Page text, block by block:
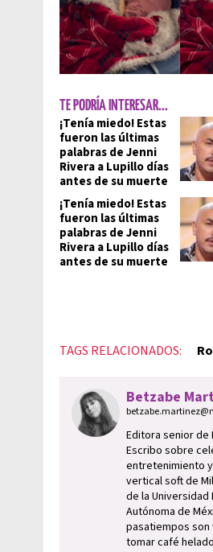
TE PODRÍA INTERESAR...
¡Tenía miedo! Estas
fueron las últimas
palabras de Jenni
Rivera a Lupillo días
antes de su muerte
¡Tenía miedo! Estas
fueron las últimas
palabras de Jenni
Rivera a Lupillo días
antes de su muerte
TAGS RELACIONADOS:
Betzabe
Editora senior de
Escribo sobre
entretenimiento
vertical soft de
de la Universidad
Autónoma de
pasatiempos son
tomar café